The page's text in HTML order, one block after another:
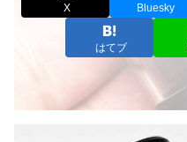
X Bluesky
はてブ